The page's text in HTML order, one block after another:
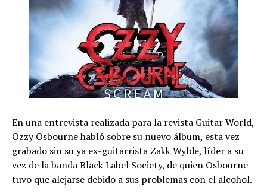
En una entrevista realizada para la revista Guitar World,
Ozzy Osbourne habló sobre su nuevo álbum, esta vez
grabado sin su ya ex-guitarrista Zakk Wylde, líder a su
vez de la banda Black Label Society, de quien Osbourne
tuvo que alejarse debido a sus problemas con el alcohol.